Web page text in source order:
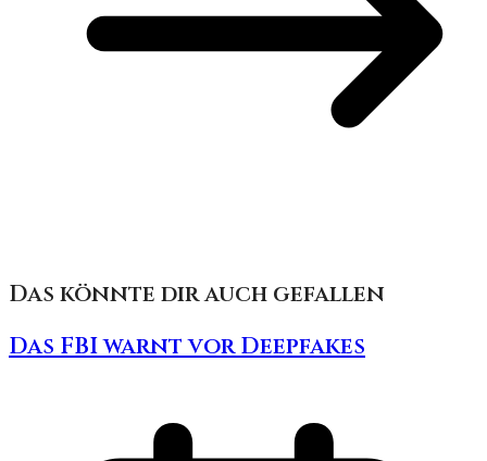
Das könnte dir auch gefallen
Das FBI warnt vor Deepfakes